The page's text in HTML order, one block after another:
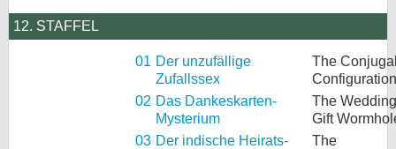
12. STAFFEL
01 Der unzufällige
Zufallssex
The
Configuration
02 Das Dankeskarten-
Mysterium
The Wedding
Gift
03 Der indische Heirats-
The